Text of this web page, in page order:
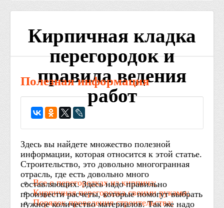
Кирпичная кладка
перегородок и
правила ведения
работ
Все о перегородках из кирпича;
Кирпичная перегородка своими руками;
Порядок проведения строительства;
Полезная информация
Здесь вы найдете множество полезной
информации, которая относится к этой статье.
Строительство, это довольно многогранная
отрасль, где есть довольно много
составляющих. Здесь надо правильно
произвести расчеты, которые помогут выбрать
нужное количество материалов. Так же надо